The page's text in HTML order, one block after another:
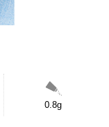
0.8g